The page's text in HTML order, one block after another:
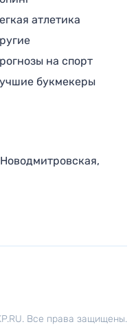
атлетика
на спорт
букмекеры
Все права защищены.